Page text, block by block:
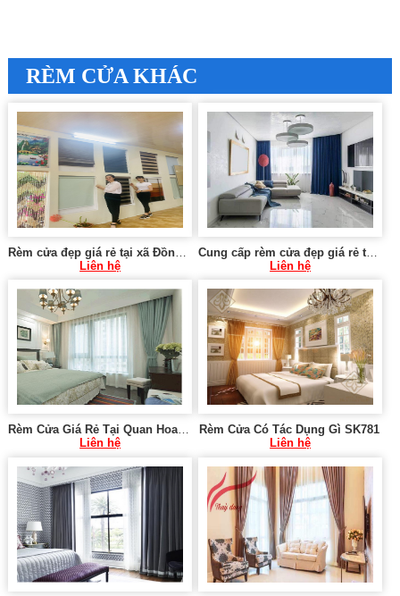
RÈM CỬA KHÁC
Rèm cửa đẹp giá rẻ tại xã Đồng Phong, Nho Quan, Ninh Bình
Liên hệ
Cung cấp rèm cửa đẹp giá rẻ tại Phan Chu Trinh quận Hoàn Kiếm 0975 765 295
Liên hệ
Rèm Cửa Giá Rẻ Tại Quan Hoa - Cầu Giấy - Hà Nội 0975 765 295 SK1146
Liên hệ
Rèm Cửa Có Tác Dụng Gì SK781
Liên hệ